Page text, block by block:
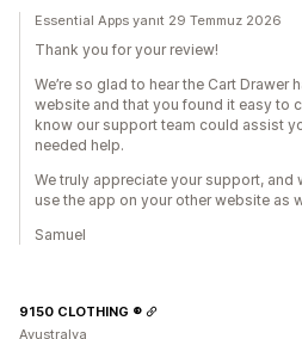
Essential Apps yanıt 29 Temmuz 2026
Thank you for your review!
We’re so glad to hear the Cart Drawer
website and that you found it easy to
know our support team could assist
needed help.
We truly appreciate your support, and
use the app on your other website as
Samuel
9150 CLOTHING ®
Avustralya